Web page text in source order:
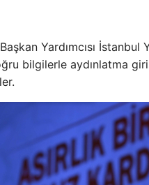
Yardımcısı İstanbul
bilgilerle aydınlatma